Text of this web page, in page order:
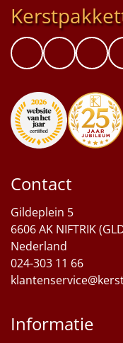
Contact
Gildeplein 5
6606 AK NIFTRIK
Nederland
024-303 11 66
Informatie